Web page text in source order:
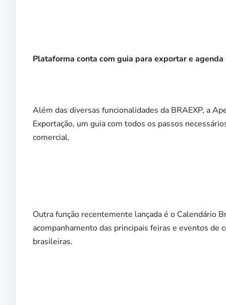
Plataforma conta com guia para exportar e
Além das diversas funcionalidades da BRAEXP, a
Exportação, um guia com todos os passos
comercial.
Outra função recentemente lançada é o Calendário
acompanhamento das principais feiras e eventos
brasileiras.